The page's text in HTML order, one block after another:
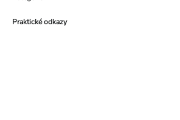
Praktické odkazy